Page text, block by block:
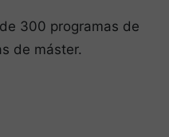
300 programas de
de máster.